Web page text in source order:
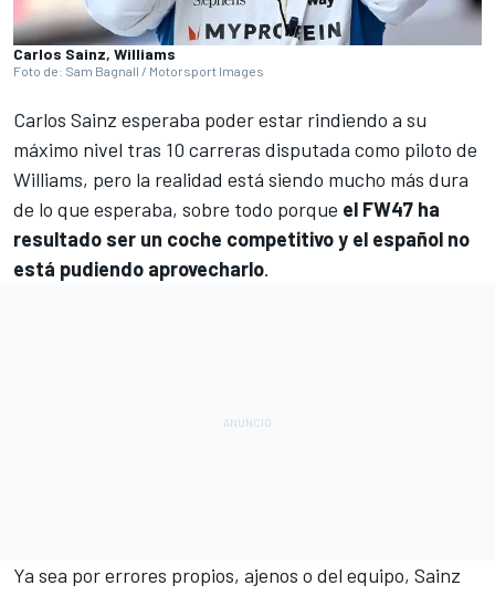
Carlos Sainz, Williams
Foto de: Sam Bagnall / Motorsport Images
Carlos Sainz esperaba poder estar rindiendo a su
máximo nivel tras 10 carreras disputada como piloto de
Williams, pero la realidad está siendo mucho más dura
de lo que esperaba, sobre todo porque el FW47 ha
resultado ser un coche competitivo y el español no
está pudiendo aprovecharlo.
Ya sea por errores propios, ajenos o del equipo, Sainz